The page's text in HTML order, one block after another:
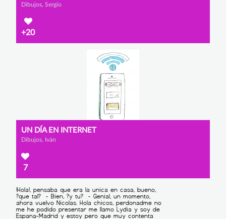
Dibujos, Sergio
+20
UN DÍA EN INTERNET
Dibujos, Iván
7